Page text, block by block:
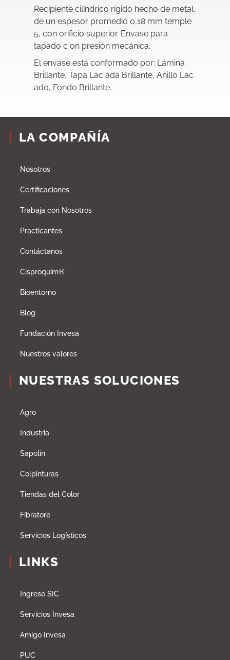
Recipiente cilíndrico rígido hecho de metal,
de un espesor promedio 0,18 mm temple
5, con orificio superior. Envase para
tapado c on presión mecánica.
El envase está conformado por: Lámina
Brillante, Tapa Lac ada Brillante, Anillo Lac
ado, Fondo Brillante.
LA COMPAÑÍA
Nosotros
Certificaciones
Trabaja con Nosotros
Practicantes
Contáctanos
Cisproquim®
Bioentorno
Blog
Fundación Invesa
Nuestros valores
NUESTRAS SOLUCIONES
Agro
Industria
Sapolin
Colpinturas
Tiendas del Color
Fibratore
Servicios Logísticos
LINKS
Ingreso SIC
Servicios Invesa
Amigo Invesa
PUC